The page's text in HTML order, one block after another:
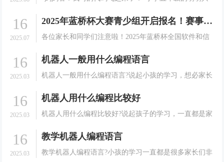
成就感的光芒。这不是科幻电影中的场景，而是发生在
学习变.
16
2025.07
2025年蓝桥杯大赛青少组开启报名！赛事详情及注册指南请查收
各位家长和同学们注意啦！2025年蓝桥杯全国软件和信
向在校中小学生的全国性竞赛，秉承公平、公正、公
台。下.
16
2025.03
机器人一般用什么编程语言
机器人一般用什么编程语言?说起小孩的学习，想必家长
习方面可以说是相当耐心的。会给孩子选择一些能够有
习机器.
16
2025.03
机器人用什么编程比较好
机器人用什么编程比较好?说起孩子的学习，一直都是家
子的学习方面可以说是相当的耐心的。会给孩子选择一
要孩子.
16
2025.03
教学机器人编程语言
教学机器人编程语言?小孩的学习一直都是很多家长们非